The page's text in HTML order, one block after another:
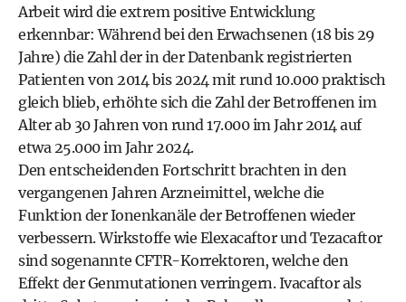
Arbeit wird die extrem positive Entwicklung
erkennbar: Während bei den Erwachsenen (18 bis 29
Jahre) die Zahl der in der Datenbank registrierten
Patienten von 2014 bis 2024 mit rund 10.000 praktisch
gleich blieb, erhöhte sich die Zahl der Betroffenen im
Alter ab 30 Jahren von rund 17.000 im Jahr 2014 auf
etwa 25.000 im Jahr 2024.
Den entscheidenden Fortschritt brachten in den
vergangenen Jahren Arzneimittel, welche die
Funktion der Ionenkanäle der Betroffenen wieder
verbessern. Wirkstoffe wie Elexacaftor und Tezacaftor
sind sogenannte CFTR-Korrektoren, welche den
Effekt der Genmutationen verringern. Ivacaftor als